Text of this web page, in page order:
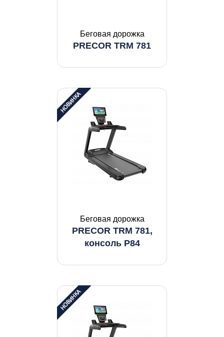
Беговая дорожка
PRECOR TRM 781
Беговая дорожка
PRECOR TRM 781,
консоль P84